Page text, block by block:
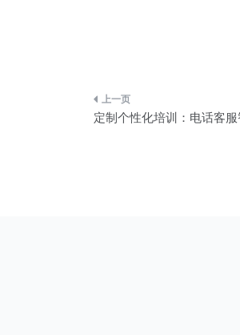
文
定制个性化培训：电话客